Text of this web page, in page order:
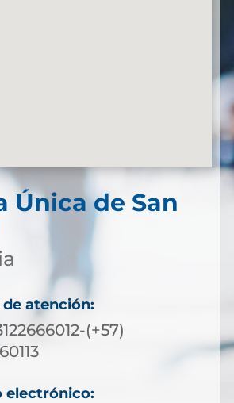
Única de San
de atención:
(+57)
electrónico: